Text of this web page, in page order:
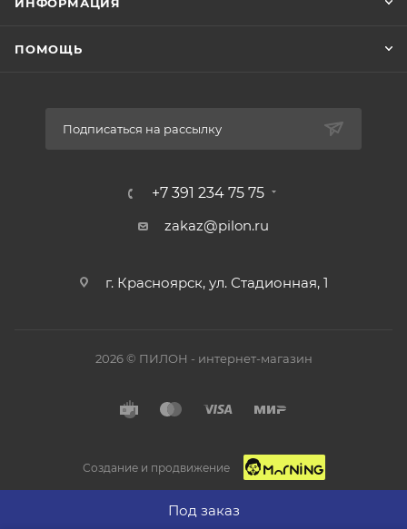
Под заказ
ПОМОЩЬ
Подписаться на рассылку
+7 391 234 75 75
zakaz@pilon.ru
г. Красноярск, ул. Стадионная, 1
2026 © ПИЛОН - интернет-магазин
Создание и продвижение